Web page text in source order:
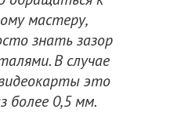
мастеру,
знать зазор
В случае
это
более 0,5 мм.